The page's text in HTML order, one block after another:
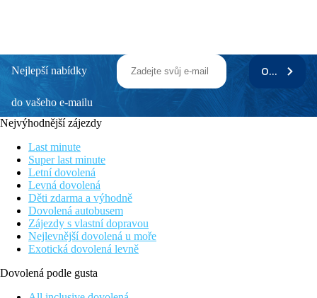
Nejlepší nabídky
do vašeho e-mailu
ODEBÍRAT
Nejvýhodnější zájezdy
Last minute
Super last minute
Letní dovolená
Levná dovolená
Děti zdarma a výhodně
Dovolená autobusem
Zájezdy s vlastní dopravou
Nejlevnější dovolená u moře
Exotická dovolená levně
Dovolená podle gusta